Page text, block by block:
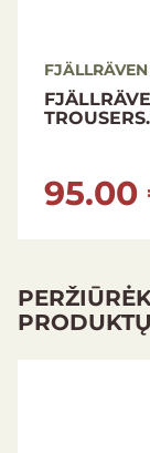
FJÄLLRÄVEN
95.00
PRODUKTŲ